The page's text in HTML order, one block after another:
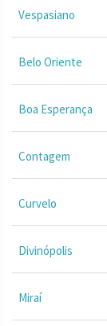
Vespasiano
Belo Oriente
Boa Esperança
Contagem
Curvelo
Divinópolis
Miraí